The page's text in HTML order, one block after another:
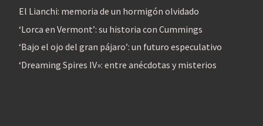
El Lianchi: memoria de un hormigón olvidado
‘Lorca en Vermont’: su historia con Cummings
‘Bajo el ojo del gran pájaro’: un futuro especulativo
‘Dreaming Spires IV»: entre anécdotas y misterios